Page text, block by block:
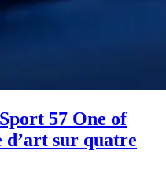
57 One of
d’art sur quatre